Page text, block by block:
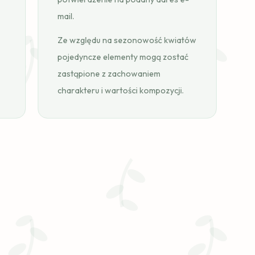
mail.
Ze względu na sezonowość kwiatów
pojedyncze elementy mogą zostać
zastąpione z zachowaniem
charakteru i wartości kompozycji.